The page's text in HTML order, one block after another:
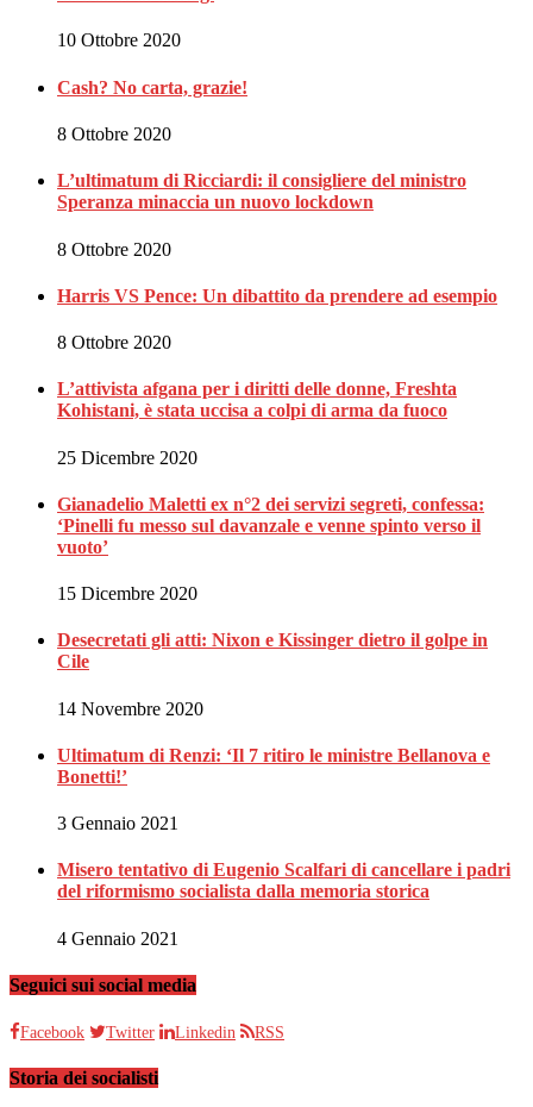
10 Ottobre 2020
Cash? No carta, grazie!
8 Ottobre 2020
L’ultimatum di Ricciardi: il consigliere del ministro
Speranza minaccia un nuovo lockdown
8 Ottobre 2020
Harris VS Pence: Un dibattito da prendere ad esempio
8 Ottobre 2020
L’attivista afgana per i diritti delle donne, Freshta
Kohistani, è stata uccisa a colpi di arma da fuoco
25 Dicembre 2020
Gianadelio Maletti ex n°2 dei servizi segreti, confessa:
‘Pinelli fu messo sul davanzale e venne spinto verso il
vuoto’
15 Dicembre 2020
Desecretati gli atti: Nixon e Kissinger dietro il golpe in
Cile
14 Novembre 2020
Ultimatum di Renzi: ‘Il 7 ritiro le ministre Bellanova e
Bonetti!’
3 Gennaio 2021
Misero tentativo di Eugenio Scalfari di cancellare i padri
del riformismo socialista dalla memoria storica
4 Gennaio 2021
Seguici sui social media
Facebook Twitter Linkedin RSS
Storia dei socialisti